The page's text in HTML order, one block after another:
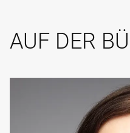
AUF DER